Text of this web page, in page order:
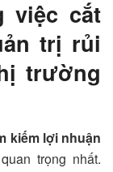
việc cắt
trị rủi
trường
kiếm lợi nhuận
trọng nhất.